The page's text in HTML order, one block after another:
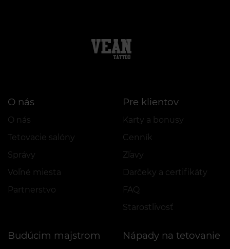
O nás
O nás
Tetovacie salóny
Správy
Voľné miesta
Partnerstvo
Pre klientov
Karty a bonusy
Cenník
Zľavy
Darčeky a certifikáty
FAQ
Starostlivosť
Budúcim majstrom Nápady na tetovanie